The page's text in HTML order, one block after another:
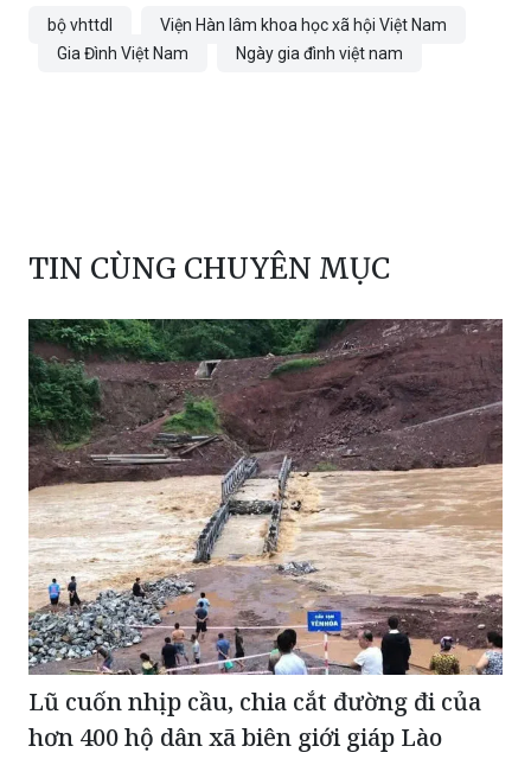
Lũ cuốn nhịp cầu, chia cắt đường đi của
hơn 400 hộ dân xã biên giới giáp Lào
Mỗi cơ sở giáo dục sẽ có bao nhiêu hiệu phó,